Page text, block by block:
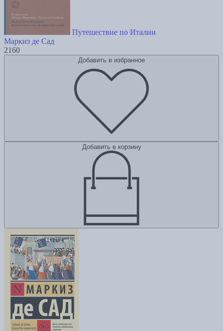
Путешествие по Италии
Маркиз де Сад
2160
Добавить в избранное
Добавить в корзину